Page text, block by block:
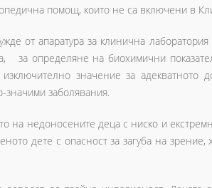
помощ, които не са включени в
от апаратура за клинична
за определяне на биохимични
изключително значение за
значими заболявания.
на недоносените деца с ниско и
дете с опасност за загуба на